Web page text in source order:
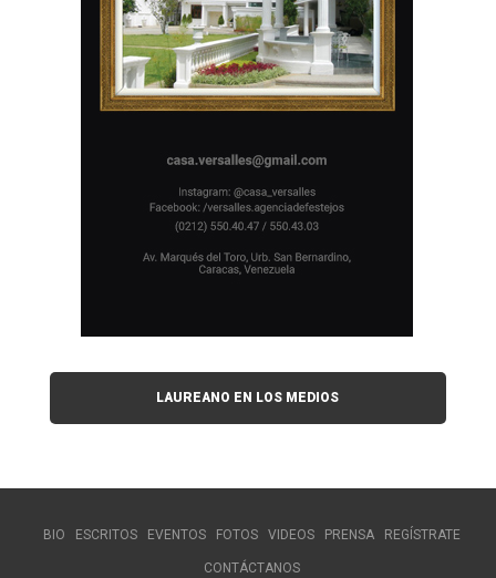
LAUREANO EN LOS MEDIOS
BIO ESCRITOS EVENTOS FOTOS VIDEOS PRENSA REGÍSTRATE
CONTÁCTANOS